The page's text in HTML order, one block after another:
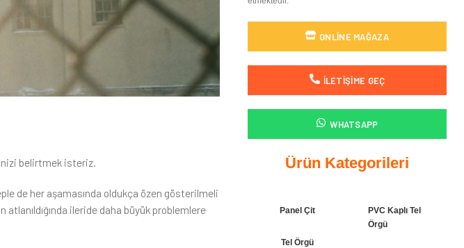
belirtmek isteriz.
de her aşamasında oldukça özen gösterilmeli
atlanıldığında ileride daha büyük problemlere
ONLINE MAĞAZA
İLETIŞIME GEÇ
WHATSAPP
Ürün Kategorileri
Panel Çit
Tel Örgü
PVC Kaplı Tel
Örgü